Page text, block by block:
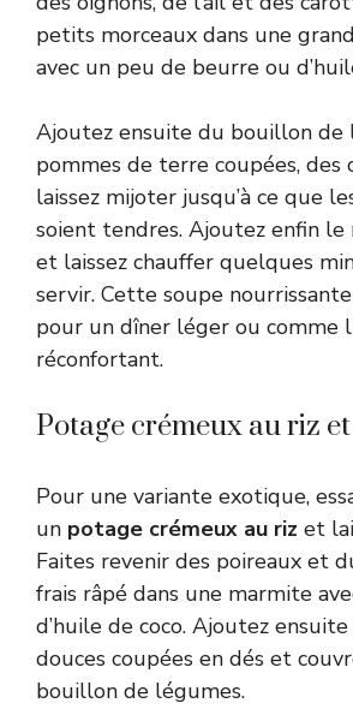
petits morceaux dans une
avec un peu de beurre ou
Ajoutez ensuite du bouillon de
pommes de terre coupées,
laissez mijoter jusqu’à ce que
soient tendres. Ajoutez enfin le
et laissez chauffer quelques
servir. Cette soupe
pour un dîner léger ou comme
réconfortant.
Potage crémeux au riz
Pour une variante exotique,
un potage crémeux au riz et
Faites revenir des poireaux et
frais râpé dans une marmite
d’huile de coco. Ajoutez
douces coupées en dés et
bouillon de légumes.